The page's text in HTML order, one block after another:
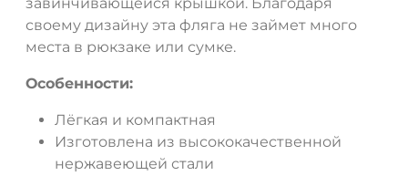
завинчивающейся крышкой. Благодаря
своему дизайну эта фляга не займет много
места в рюкзаке или сумке.
Особенности:
Лёгкая и компактная
Изготовлена из высококачественной
нержавеющей стали